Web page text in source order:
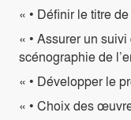
« • Définir le titre
« • Assurer un
scénographie de
« • Développer le
« • Choix des